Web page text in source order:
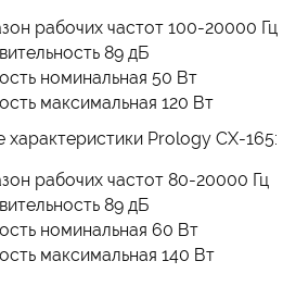
рабочих частот 100-20000 Гц
89 дБ
номинальная 50 Вт
максимальная 120 Вт
характеристики Prology CX-165:
рабочих частот 80-20000 Гц
89 дБ
номинальная 60 Вт
максимальная 140 Вт